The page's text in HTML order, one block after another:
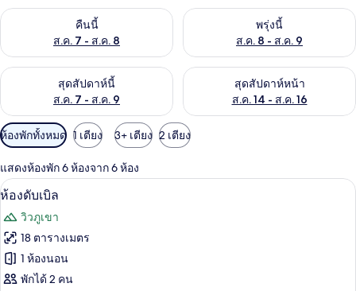
คืนนี้
ส.ค. 7 - ส.ค. 8
ตรวจสอบจำนวนห้องพักว่างในคืนนี้ ส.ค. 7 - ส.ค. 8พรุ่งนี้
ส.ค. 8 - ส.ค. 9
ตรวจสอบจำนวนห้องพักว่างใน
สุดสัปดาห์นี้
ส.ค. 7 - ส.ค. 9
ตรวจสอบจำนวนห้องพักว่างในสุดสัปดาห์นี้ ส.ค. 7 - ส.ค. 9
สุดสัปดาห์หน้า
ส.ค. 14 - ส.ค. 16
ตรวจสอบจำนวนห้องพักว่างใน
ตัว
กรอง
ที่
มี
ให้
สำหรับ
ห้อง
พัก
ห้องพักทั้งหมด 1 เตียง 3+ เตียง 2 เตียง
แสดงห้องพัก 6 ห้องจาก 6 ห้อง
เปิด
ภาพถ่าย
ทั้งหมด
ของ
ห้อง
6
ห้องดับเบิล
วิวภูเขา
18 ตารางเมตร
1 ห้องนอน
พักได้ 2 คน